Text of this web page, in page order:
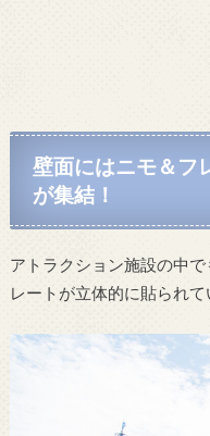
壁面にはニモ＆フ
が集結！
アトラクション施設の中
レートが立体的に貼られて